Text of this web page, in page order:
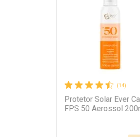
Ativar Desconto
(14)
Protetor Solar Ever
FPS 50 Aerossol